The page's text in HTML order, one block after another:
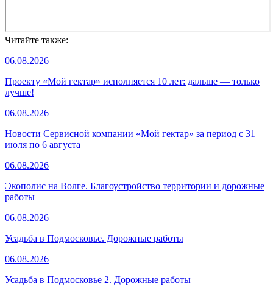
Читайте также:
06.08.2026
Проекту «Мой гектар» исполняется 10 лет: дальше — только
лучше!
06.08.2026
Новости Сервисной компании «Мой гектар» за период с 31
июля по 6 августа
06.08.2026
Экополис на Волге. Благоустройство территории и дорожные
работы
06.08.2026
Усадьба в Подмосковье. Дорожные работы
06.08.2026
Усадьба в Подмосковье 2. Дорожные работы